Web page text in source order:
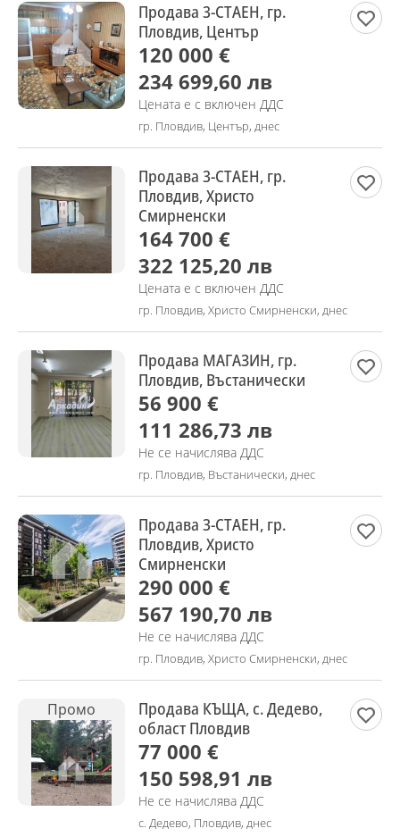
Продава 3-СТАЕН, гр.
Пловдив, Център
120 000 €
234 699,60 лв
Цената е с включен ДДС
гр. Пловдив, Център, днес
Продава 3-СТАЕН, гр.
Пловдив, Христо
Смирненски
164 700 €
322 125,20 лв
Цената е с включен ДДС
гр. Пловдив, Христо Смирненски, днес
Продава МАГАЗИН, гр.
Пловдив, Въстанически
56 900 €
111 286,73 лв
Не се начислява ДДС
гр. Пловдив, Въстанически, днес
Продава 3-СТАЕН, гр.
Пловдив, Христо
Смирненски
290 000 €
567 190,70 лв
Не се начислява ДДС
гр. Пловдив, Христо Смирненски, днес
Промо
Продава КЪЩА, с. Дедево,
област Пловдив
77 000 €
150 598,91 лв
Не се начислява ДДС
с. Дедево, Пловдив, днес